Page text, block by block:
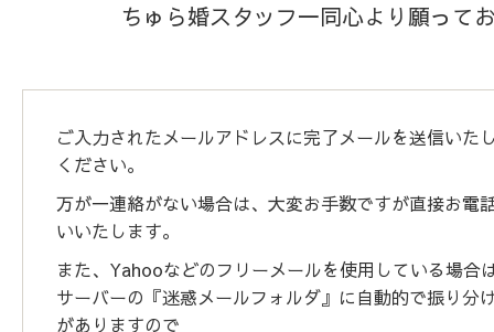
ちゅら婚スタッフ一同心より願って
ご入力されたメールアドレスに完了メールを送信いた
ください。
万が一連絡がない場合は、大変お手数ですが直接お電
いいたします。
また、Yahooなどのフリーメールを使用している場合
サーバーの『迷惑メールフォルダ』に自動的で振り分
がありますので